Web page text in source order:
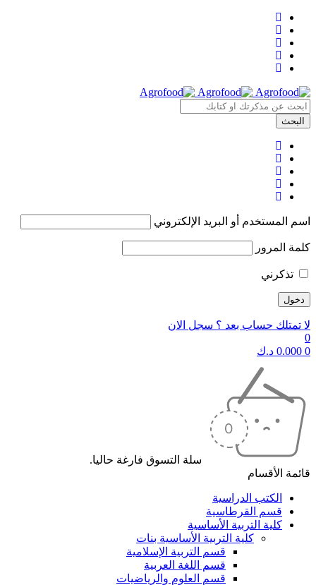
اسم المستخدم أو البريد الإلكتروني
كلمة المرور
تذكرني
لا تمتلك حساب بعد ؟ سجل الان
0
0
0.000 د.ك
سلة التسوق فارغة حاليا.
قائمة الأقسام
الكتب الدراسية
قسم القرطاسية
كلية التربية الأساسية
كلية التربية الأساسية بنات
قسم التربية الإسلامية
قسم اللغة العربية
قسم العلوم والرياضيات